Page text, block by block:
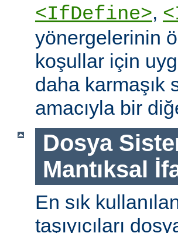
<IfDefine>,
yönergelerinin
koşullar için
daha karmaşık
amacıyla bir
Dosya
Mantıksal
En sık
taşıyıcıları